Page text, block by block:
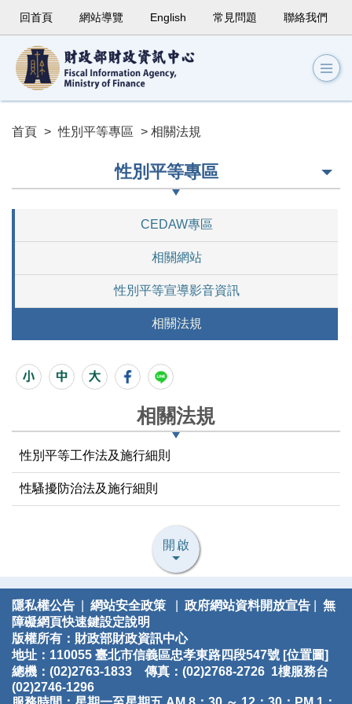
回首頁 網站導覽 English 常見問題 聯絡我們
首頁 > 性別平等專區 > 相關法規
性別平等專區
CEDAW專區
相關網站
性別平等宣導影音資訊
相關法規
相關法規
性別平等工作法及施行細則
性騷擾防治法及施行細則
開啟
隱私權公告 網站安全政策 政府網站資料開放宣告
無
障礙網頁快速鍵設定說明
版權所有：財政部財政資訊中心
地址：110055 臺北市信義區忠孝東路四段547號 [位置圖]
總機：(02)2763-1833 傳真：(02)2768-2726 1樓服務台
(02)2746-1296